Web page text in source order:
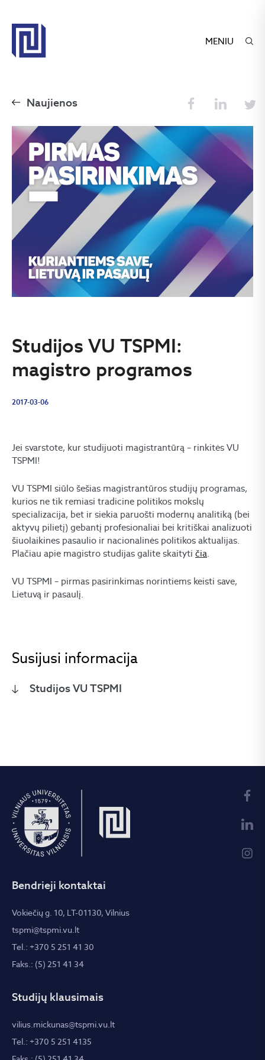
MENIU
Naujienos
Studijos VU TSPMI:
magistro programos
2017-03-06
Jei svarstote, kur studijuoti magistrantūrą – rinkitės VU
TSPMI!
VU TSPMI siūlo šešias magistrantūros studijų programas,
kurios ne tik remiasi tradicine politikos mokslų
specializacija, bet ir siekia paruošti modernų analitiką (bei
aktyvų pilietį) gebantį profesionaliai bei kritiškai analizuoti
šiuolaikines pasaulio ir nacionalinės politikos aktualijas.
Plačiau apie magistro studijas galite skaityti čia
VU TSPMI – pirmas pasirinkimas norintiems keisti save,
Lietuvą ir pasaulį.
Susijusi informacija
Studijos VU TSPMI
Bendrieji kontaktai
Vokiečių g. 10, LT-01130, Vilnius
tspmi@tspmi.vu.lt
Tel.: +370 5 251 41 30
Faks.: (5) 251 41 34
Studijų klausimais
vilius.mickunas@tspmi.vu.lt
Tel.: +370 5 251 4135